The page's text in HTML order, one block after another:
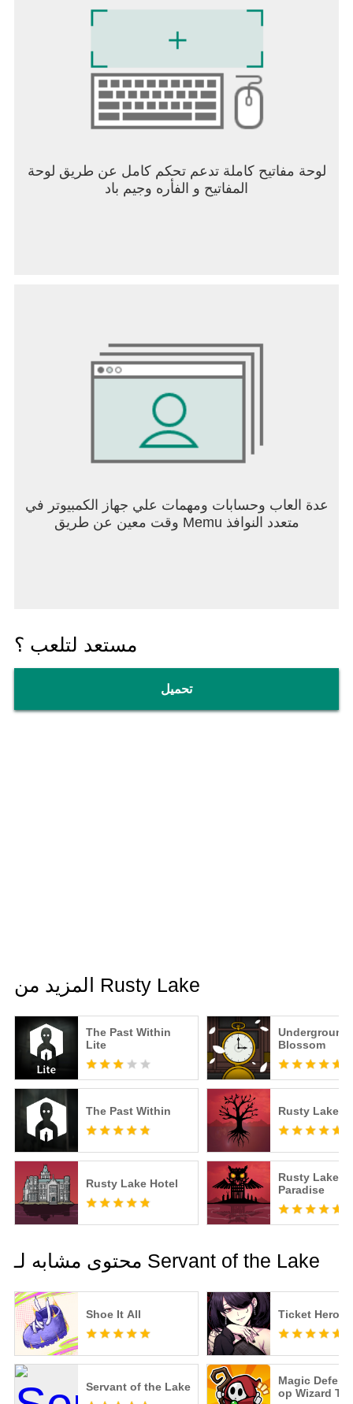
لوحة مفاتيح كاملة تدعم تحكم كامل عن طريق لوحة
المفاتيح و الفأره وجيم باد
عدة العاب وحسابات ومهمات علي جهاز الكمبيوتر في
وقت معين عن طريق Memu متعدد النوافذ
مستعد لتلعب ؟
تحميل
المزيد من Rusty Lake
The Past Within
Lite
Underground
Blossom
The Past Within Rusty Lake:
Rusty Lake Hotel
Rusty Lake
Paradise
محتوى مشابه لـ Servant of the Lake
Shoe It All Ticket Hero
Servant of the Lake
Magic
op Wizard TD